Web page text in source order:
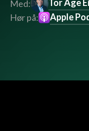
Med:
Tor Åge
Hør på:
Apple